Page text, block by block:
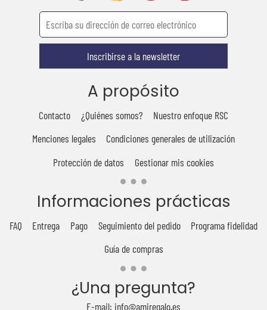
Inscribirse a la newsletter
A propósito
Contacto ¿Quiénes somos?
Nuestro enfoque RSC
Menciones legales
Condiciones generales de utilización
Protección de datos
Gestionar mis cookies
Informaciones prácticas
FAQ Entrega Pago Seguimiento del pedido
Programa fidelidad
Guía de compras
¿Una pregunta?
E-mail: info@amiregalo.es